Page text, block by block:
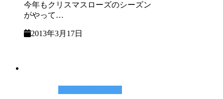
今年もクリスマスローズのシーズン
がやって…
2013年3月17日